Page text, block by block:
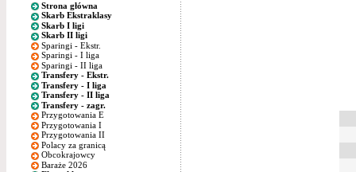
Strona główna
Skarb Ekstraklasy
Skarb I ligi
Skarb II ligi
Sparingi - Ekstr.
Sparingi - I liga
Sparingi - II liga
Transfery - Ekstr.
Transfery - I liga
Transfery - II liga
Transfery - zagr.
Przygotowania E
Przygotowania I
Przygotowania II
Polacy za granicą
Obcokrajowcy
Baraże 2026